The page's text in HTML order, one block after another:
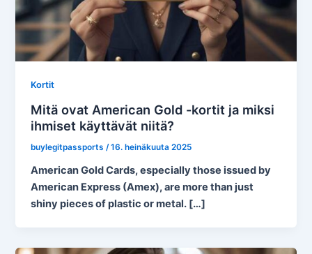
Kortit
Mitä ovat American Gold -kortit ja miksi
ihmiset käyttävät niitä?
buylegitpassports/16. heinäkuuta 2025
American Gold Cards, especially those issued by
American Express (Amex), are more than just
shiny pieces of plastic or metal. […]